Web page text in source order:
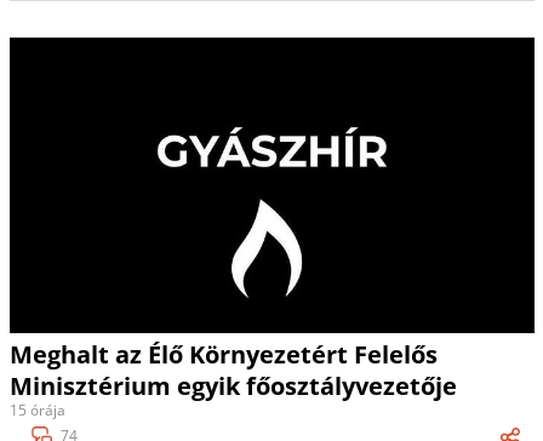
Meghalt az Élő Környezetért Felelős
Minisztérium egyik főosztályvezetője
15 órája
74